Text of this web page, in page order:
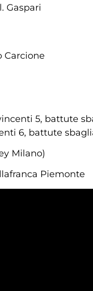
Gaspari
Carcione
5, battute
6, battute
Milano)
Piemonte